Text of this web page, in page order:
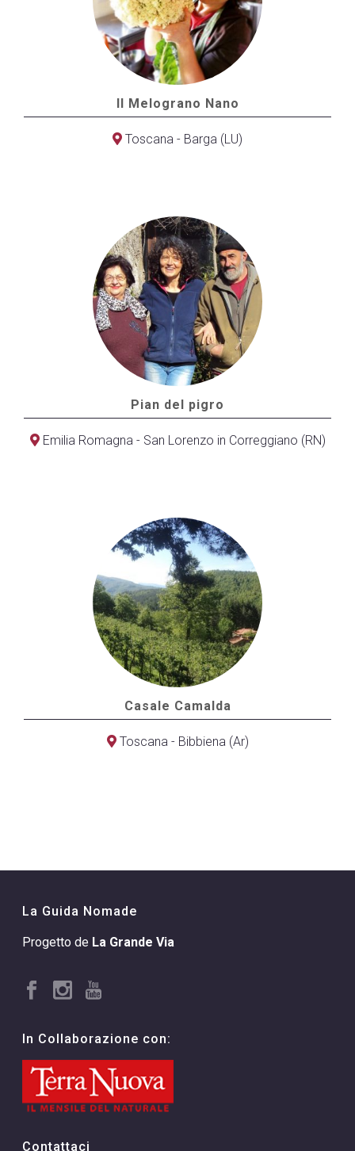
Il Melograno Nano
Toscana - Barga (LU)
Pian del pigro
Emilia Romagna - San Lorenzo in Correggiano (RN)
Casale Camalda
Toscana - Bibbiena (Ar)
La Guida Nomade
Progetto de La Grande Via
In Collaborazione con:
Contattaci